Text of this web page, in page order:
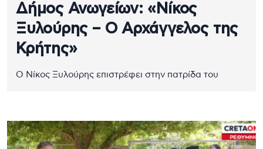
Δήμος Ανωγείων: «Νίκος
Ξυλούρης – Ο Αρχάγγελος της
Κρήτης»
Ο Νίκος Ξυλούρης επιστρέφει στην πατρίδα του